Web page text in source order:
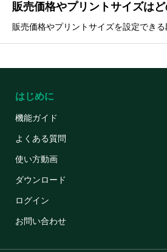
販売価格やプリントサイズを設定でき
はじめに
機能ガイド
よくある質問
使い方動画
ダウンロード
ログイン
お問い合わせ